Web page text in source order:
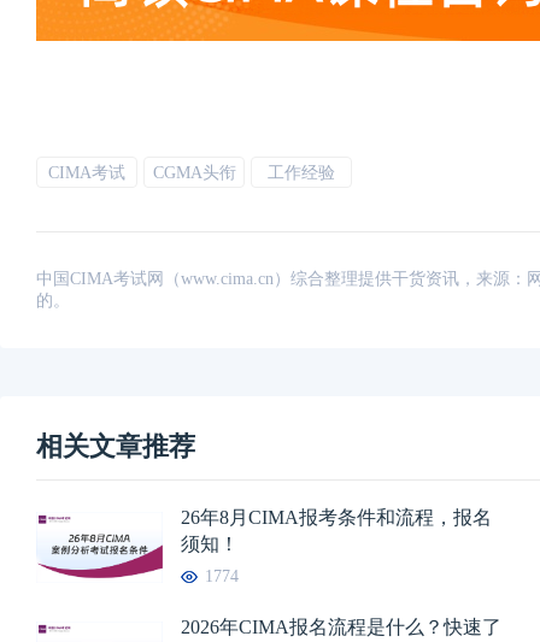
CIMA考试 CGMA头衔 工作经验
中国CIMA考试网（www.cima.cn）综合整理提供干货资讯，来源
的。
相关文章推荐
26年8月CIMA报考条件和流程，报名
须知！
1774
2026年CIMA报名流程是什么？快速了